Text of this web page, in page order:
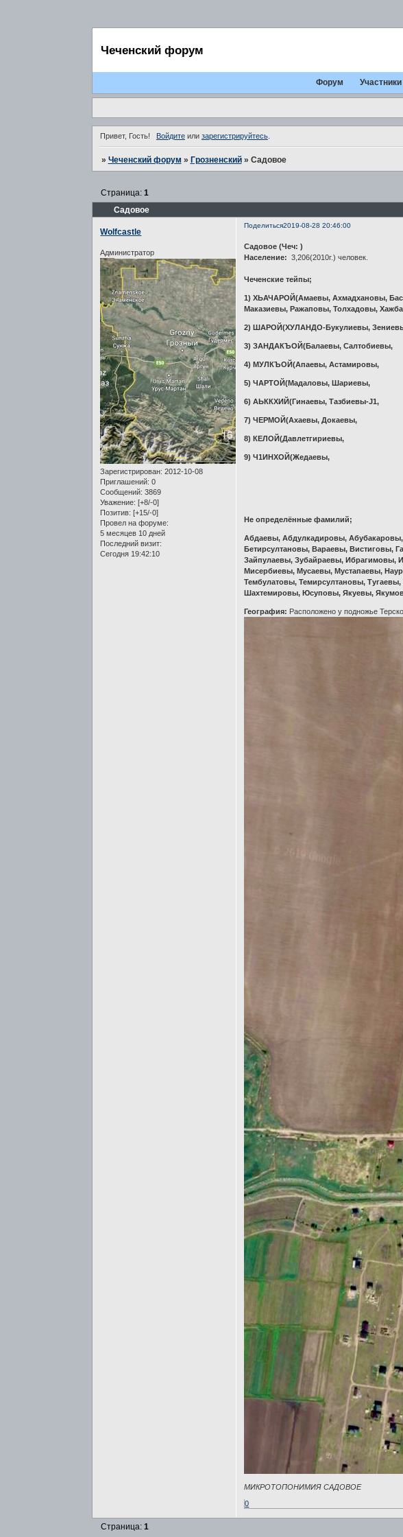
Чеченский форум
Форум Участники
Привет, Гость! Войдитеили зарегистрируйтесь.
» Чеченский форум » Грозненский » Садовое
Садовое
Страница: 1
Поделиться2019-08-28 20:46:00
Wolfcastle
Администратор
Зарегистрирован: 2012-10-08
Приглашений: 0
Сообщений: 3869
Уважение: [+8/-0]
Позитив: [+15/-0]
Провел на форуме:
5 месяцев 10 дней
Последний визит:
Сегодня 19:42:10
Садовое (Чеч: )
Население: 3,206(2010г.) человек.
Чеченские тейпы;
1) ХЬАЧАРОЙ(Амаевы, Ахмадхановы,
Маказиевы, Ражаповы, Толхадовы,
2) ШАРОЙ(ХУЛАНДО-Букулиевы,
3) ЗАНДАКЪОЙ(Балаевы, Салтобиевы,
4) МУЛКЪОЙ(Апаевы, Астамировы,
5) ЧАРТОЙ(Мадаловы, Шариевы,
6) АЬККХИЙ(Гинаевы, Тазбиевы-J1,
7) ЧЕРМОЙ(Ахаевы, Докаевы,
8) КЕЛОЙ(Давлетгириевы,
9) Ч1ИНХОЙ(Жедаевы,
Не определённые фамилий;
Абдаевы, Абдулкадировы,
Бетирсултановы, Вараевы, Вистиговы,
Зайпулаевы, Зубайраевы,
Мисербиевы, Мусаевы, Мустапаевы,
Тембулатовы, Темирсултановы,
Шахтемировы, Юсуповы, Якуевы,
География: Расположено у подножье
МИКРОТОПОНИМИЯ САДОВОЕ
0
Страница: 1